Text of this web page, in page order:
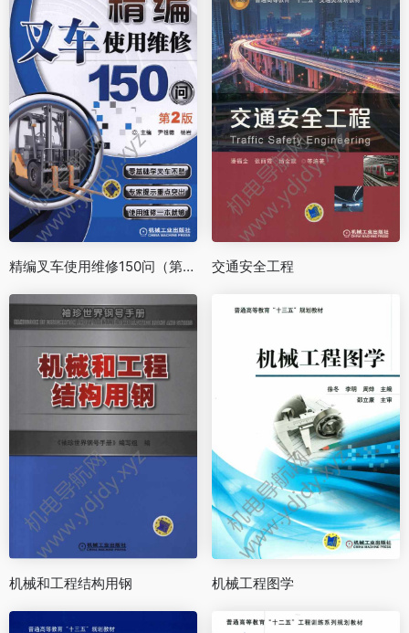
精编叉车使用维修150问（第2版） 交通安全工程
机械和工程结构用钢 机械工程图学